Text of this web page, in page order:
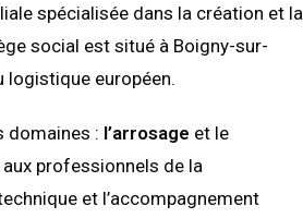
spécialisée dans la création et la
social est situé à Boigny-sur-
logistique européen.
domaines : l’arrosage et le
professionnels de la
et l’accompagnement